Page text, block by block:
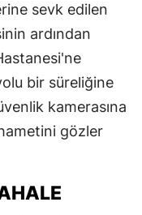
sevk edilen
ardından
bir süreliğine
kamerasına
gözler